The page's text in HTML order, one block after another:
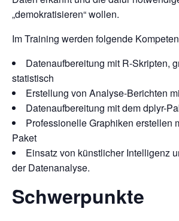
„demokratisieren“ wollen.
Im Training werden folgende
Datenaufbereitung mit R-Skripten,
statistisch
Erstellung von Analyse-Berichten
Datenaufbereitung mit dem dplyr-
Professionelle Graphiken erstellen
Paket
Einsatz von künstlicher Intelligenz
der Datenanalyse.
Schwerpunkte